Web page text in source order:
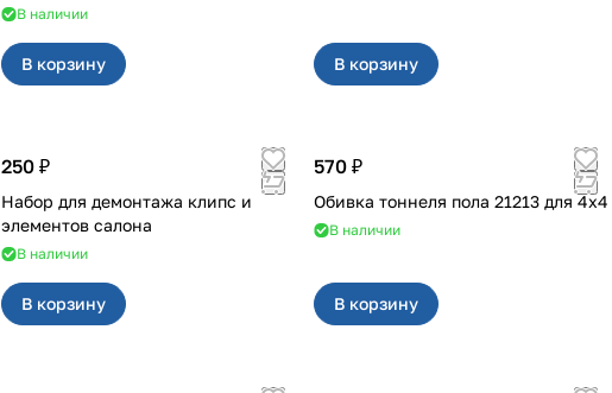
В наличии
В корзину В корзину
250 ₽
Набор для демонтажа клипс и
элементов салона
В наличии
В корзину
570 ₽
Обивка тоннеля пола 21213 для 4x4
В наличии
В корзину